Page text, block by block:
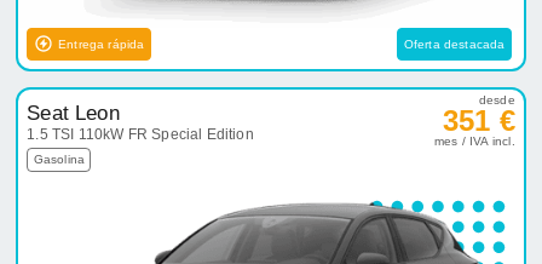
Entrega rápida Oferta destacada
Seat Leon
1.5 TSI 110kW FR Special Edition
Gasolina
desde
351 €
mes / IVA incl.